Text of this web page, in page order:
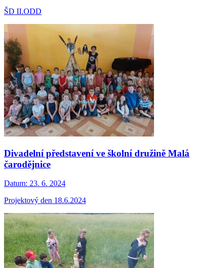
ŠD II.ODD
Divadelní představení ve školní družině Malá
čarodějnice
Datum: 23. 6. 2024
Projektový den 18.6.2024